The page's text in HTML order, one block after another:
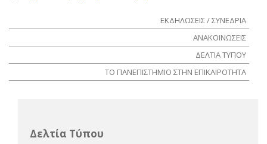
ΕΚΔΗΛΩΣΕΙΣ / ΣΥΝΕΔΡΙΑ
ΑΝΑΚΟΙΝΩΣΕΙΣ
ΔΕΛΤΙΑ ΤΥΠΟΥ
ΤΟ ΠΑΝΕΠΙΣΤΗΜΙΟ ΣΤΗΝ ΕΠΙΚΑΙΡΟΤΗΤΑ
Δελτία Τύπου